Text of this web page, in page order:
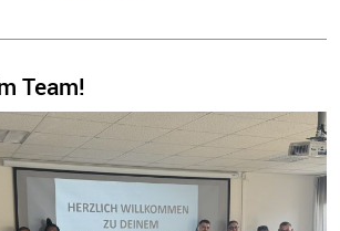
Team!